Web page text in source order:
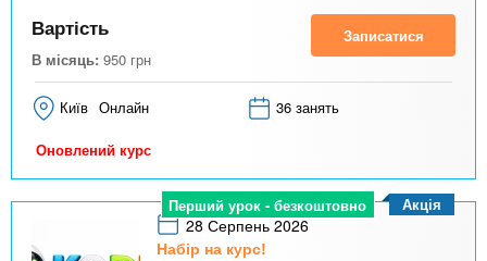
Вартість
В місяць: 950 грн
Записатися
Київ Онлайн 36 занять
Оновлений курс
Перший урок - безкоштовно
28 Серпень 2026
Набір на курс!
Акція